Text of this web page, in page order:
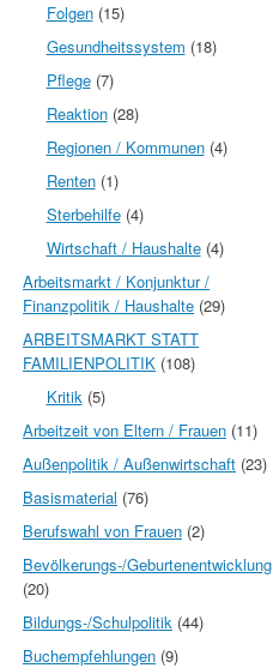
Folgen(15)
Gesundheitssystem (18)
Pflege(7)
Reaktion(28)
Regionen / Kommunen(4)
Renten(1)
Sterbehilfe(4)
Wirtschaft / Haushalte(4)
Arbeitsmarkt / Konjunktur /
Finanzpolitik / Haushalte (29)
ARBEITSMARKT STATT
FAMILIENPOLITIK (108)
Kritik(5)
Arbeitzeit von Eltern / Frauen (11)
Außenpolitik / Außenwirtschaft (23)
Basismaterial (76)
Berufswahl von Frauen (2)
Bevölkerungs-/Geburtenentwicklung
(20)
Bildungs-/Schulpolitik (44)
Buchempfehlungen (9)